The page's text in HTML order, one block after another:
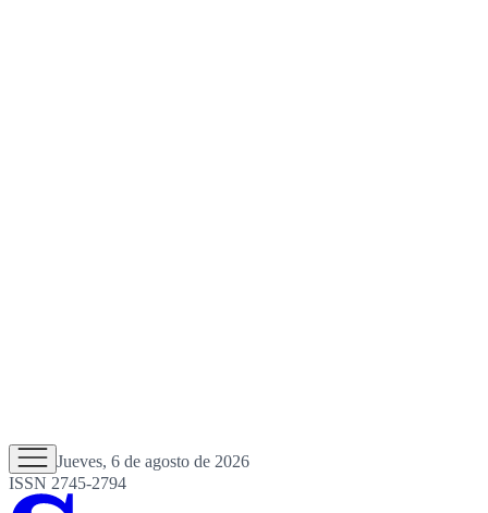
Jueves, 6 de agosto de 2026
ISSN 2745-2794